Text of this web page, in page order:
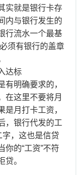
就是银行卡存
内与银行发生的
行流水一个最基
须有银行的盖章
达标
明确要求的，
在这里不要将月
是月打卡工资，
，银行代发的工
字，这也是信贷
的“工资”不符
贷。